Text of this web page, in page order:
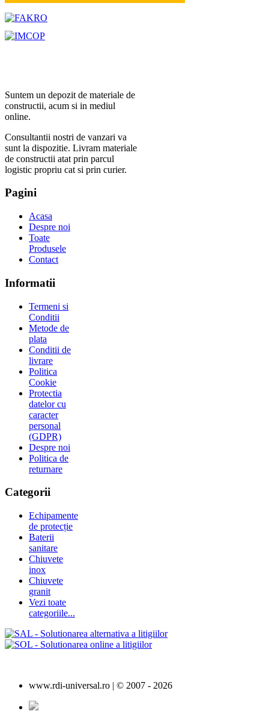
Suntem un depozit de materiale de
constructii, acum si in mediul
online.
Consultantii nostri de vanzari va
sunt la dispozitie. Livram materiale
de constructii atat prin parcul
logistic propriu cat si prin curier.
Pagini
Acasa
Despre noi
Toate
Produsele
Contact
Informatii
Termeni si
Conditii
Metode de
plata
Conditii de
livrare
Politica
Cookie
Protectia
datelor cu
caracter
personal
(GDPR)
Despre noi
Politica de
returnare
Categorii
Echipamente
de protecție
Baterii
sanitare
Chiuvete
inox
Chiuvete
granit
Vezi toate
categoriile...
www.rdi-universal.ro | © 2007 - 2026